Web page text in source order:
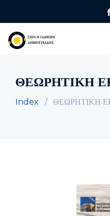
ΘΕΩΡΗΤΙΚΗ
Index ΘΕΩΡΗΤΙΚΗ